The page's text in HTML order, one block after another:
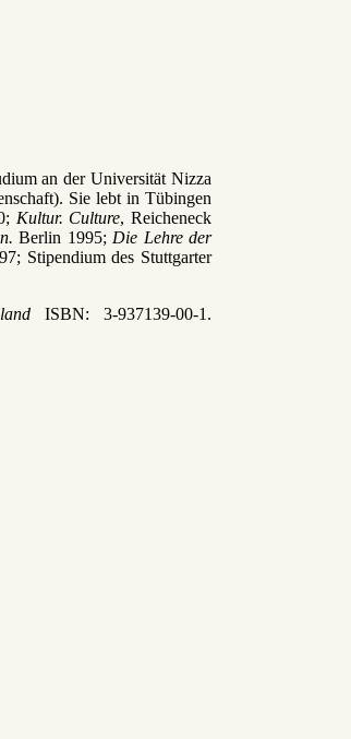
an der Universität Nizza
Sie lebt in Tübingen
Kultur. Culture, Reicheneck
Berlin 1995; Die Lehre der
Stipendium des Stuttgarter
ISBN: 3-937139-00-1.